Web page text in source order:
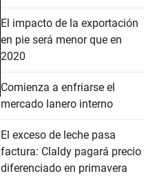
El impacto de la exportación
en pie será menor que en
2020
Comienza a enfriarse el
mercado lanero interno
El exceso de leche pasa
factura: Claldy pagará precio
diferenciado en primavera